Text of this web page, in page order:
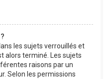
les sujets verrouillés et
alors terminé. Les sujets
raisons par un
Selon les permissions